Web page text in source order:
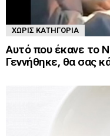
ΧΩΡΊΣ ΚΑΤΗΓΟΡΊΑ
Αυτό που έκανε το
Γεννήθηκε, θα σας